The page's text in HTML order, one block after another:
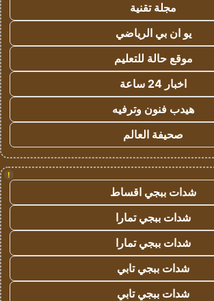
مجلة تقنية
يو ان بي الرياضي
موقع حالة للتعليم
اخبار 24 ساعة
هيدب فنون وترفيه
صحيفة العالم
!
شدات ببجي اقساط
شدات ببجي تمارا
شدات ببجي تمارا
شدات ببجي تابي
شدات ببجي تابي